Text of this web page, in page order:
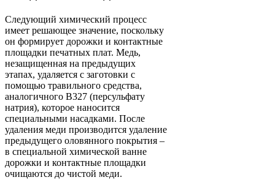
Следующий химический процесс
имеет решающее значение, поскольку
он формирует дорожки и контактные
площадки печатных плат. Медь,
незащищенная на предыдущих
этапах, удаляется с заготовки с
помощью травильного средства,
аналогичного B327 (персульфату
натрия), которое наносится
специальными насадками. После
удаления меди производится удаление
предыдущего оловянного покрытия –
в специальной химической ванне
дорожки и контактные площадки
очищаются до чистой меди.